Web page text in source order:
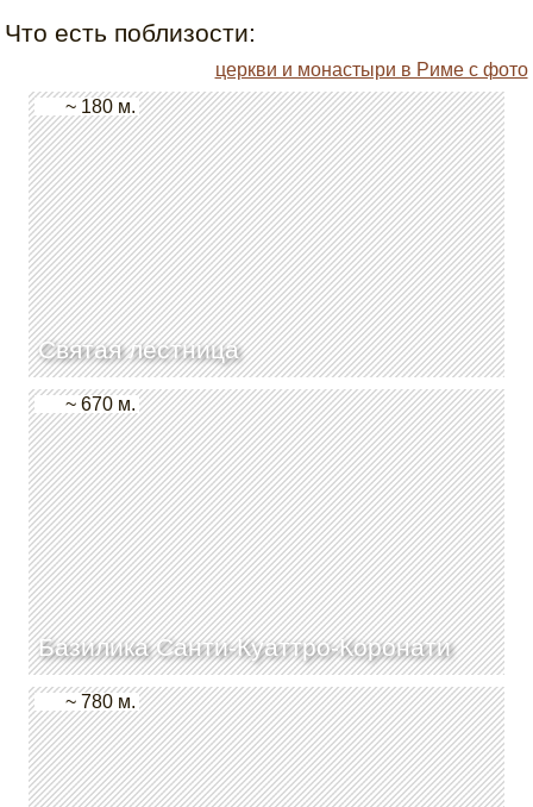
Что есть поблизости:
церкви и монастыри в Риме с фото
Святая лестница
~ 180 м.
Базилика Санти-Куаттро-Коронати
~ 670 м.
~ 780 м.